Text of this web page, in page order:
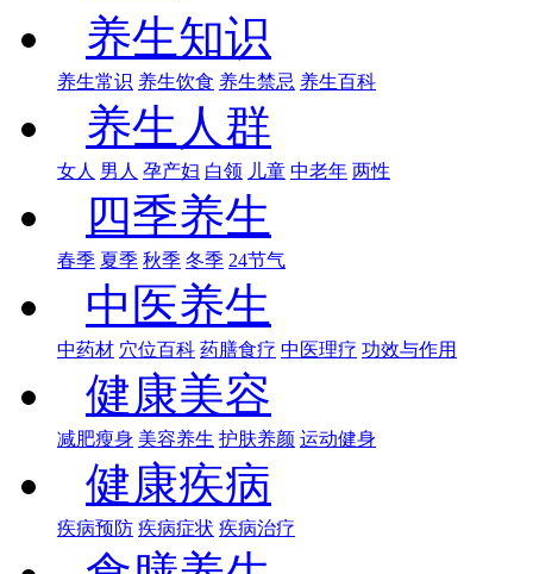
养生知识
养生常识 养生饮食 养生禁忌 养生百科
养生人群
女人 男人 孕产妇 白领 儿童 中老年 两性
四季养生
春季 夏季 秋季 冬季 24节气
中医养生
中药材 穴位百科 药膳食疗 中医理疗 功效与作用
健康美容
减肥瘦身 美容养生 护肤养颜 运动健身
健康疾病
疾病预防 疾病症状 疾病治疗